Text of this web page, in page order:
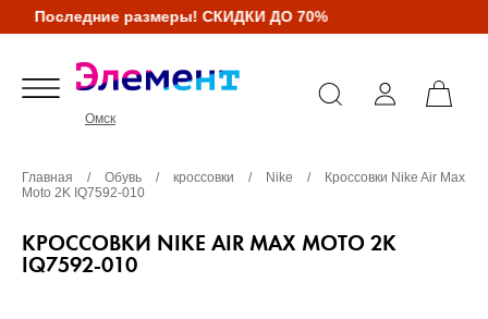
Последние размеры! СКИДКИ ДО 70%
Омск
Главная / Обувь / кроссовки / Nike /
Кроссовки Nike Air Max
Moto 2K IQ7592-010
КРОССОВКИ NIKE AIR MAX MOTO 2K
IQ7592-010